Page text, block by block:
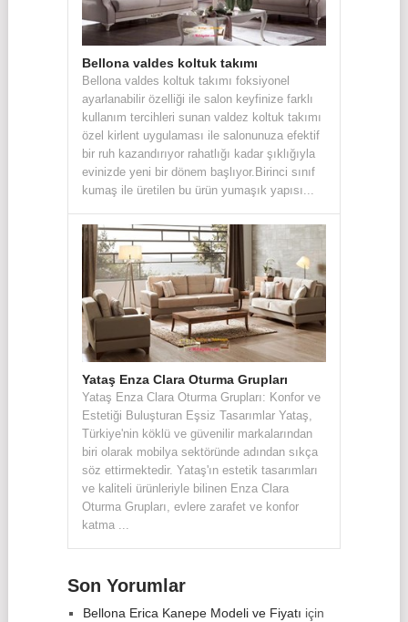
Bellona valdes koltuk takımı
Bellona valdes koltuk takımı foksiyonel
ayarlanabilir özelliği ile salon keyfinize farklı
kullanım tercihleri sunan valdez koltuk takımı
özel kirlent uygulaması ile salonunuza efektif
bir ruh kazandırıyor rahatlığı kadar şıklığıyla
evinizde yeni bir dönem başlıyor.Birinci sınıf
kumaş ile üretilen bu ürün yumaşık yapısı...
Yataş Enza Clara Oturma Grupları
Yataş Enza Clara Oturma Grupları: Konfor ve
Estetiği Buluşturan Eşsiz Tasarımlar Yataş,
Türkiye'nin köklü ve güvenilir markalarından
biri olarak mobilya sektöründe adından sıkça
söz ettirmektedir. Yataş'ın estetik tasarımları
ve kaliteli ürünleriyle bilinen Enza Clara
Oturma Grupları, evlere zarafet ve konfor
katma ...
Son Yorumlar
Bellona Erica Kanepe Modeli ve Fiyatı için